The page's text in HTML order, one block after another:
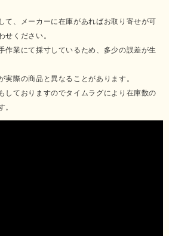
て、メーカーに在庫があればお取り寄せが可
せください。
作業にて採寸しているため、多少の誤差が生
実際の商品と異なることがあります。
しておりますのでタイムラグにより在庫数の
。